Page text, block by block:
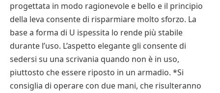
progettata in modo ragionevole e bello e il principio
della leva consente di risparmiare molto sforzo. La
base a forma di U ispessita lo rende più stabile
durante l’uso. L’aspetto elegante gli consente di
sedersi su una scrivania quando non è in uso,
piuttosto che essere riposto in un armadio. *Si
consiglia di operare con due mani, che risulteranno